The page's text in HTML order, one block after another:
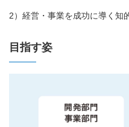
2）経営・事業を成功に導く知
目指す姿